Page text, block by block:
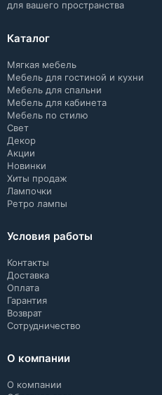
для вашего пространства
Каталог
Мягкая мебель
Мебель для гостиной и кухни
Мебель для спальни
Мебель для кабинета
Мебель по стилю
Свет
Декор
Акции
Новинки
Хиты продаж
Лампочки
Ретро лампы
Условия работы
Контакты
Доставка
Оплата
Гарантия
Возврат
Сотрудничество
О компании
О компании